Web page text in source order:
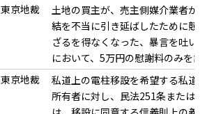
東京地裁
土地の買主が、売主側媒介業者が
結を不当に引き延ばしたために競
ざるを得なくなった、暴言を吐い
において、5万円の慰謝料のみを
東京地裁
私道上の電柱移設を希望する私道
所有者に対し、民法251条または